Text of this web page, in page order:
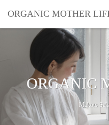
ORGANIC MOTHER
ORGANIC
Makoto